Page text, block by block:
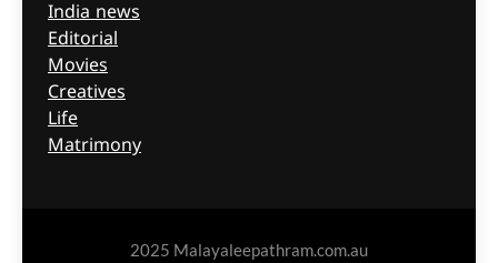
India news
Editorial
Movies
Creatives
Life
Matrimony
2025 Malayaleepathram.com.au